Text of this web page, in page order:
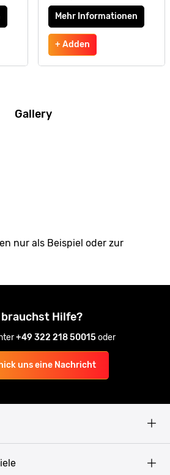
Mehr Informationen
+ Adden
Gallery
nur als Beispiel oder zur
brauchst Hilfe?
+49 322 218 50015oder
uns eine Nachricht